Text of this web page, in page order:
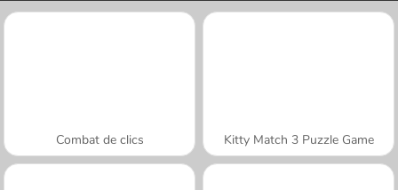
Combat de clics Kitty Match 3 Puzzle Game